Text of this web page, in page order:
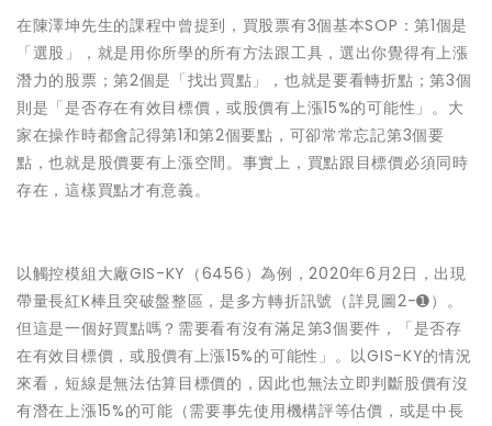
在陳澤坤先生的課程中曾提到，買股票有3個基本SOP：第1個是
「選股」，就是用你所學的所有方法跟工具，選出你覺得有上漲
潛力的股票；第2個是「找出買點」，也就是要看轉折點；第3個
則是「是否存在有效目標價，或股價有上漲15%的可能性」。大
家在操作時都會記得第1和第2個要點，可卻常常忘記第3個要
點，也就是股價要有上漲空間。事實上，買點跟目標價必須同時
存在，這樣買點才有意義。
以觸控模組大廠GIS-KY（6456）為例，2020年6月2日，出現
帶量長紅K棒且突破盤整區，是多方轉折訊號（詳見圖2-➊）。
但這是一個好買點嗎？需要看有沒有滿足第3個要件，「是否存
在有效目標價，或股價有上漲15%的可能性」。以GIS-KY的情況
來看，短線是無法估算目標價的，因此也無法立即判斷股價有沒
有潛在上漲15%的可能（需要事先使用機構評等估價，或是中長